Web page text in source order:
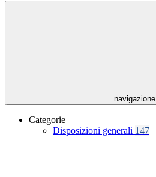
navigazione
Categorie
Disposizioni generali 147